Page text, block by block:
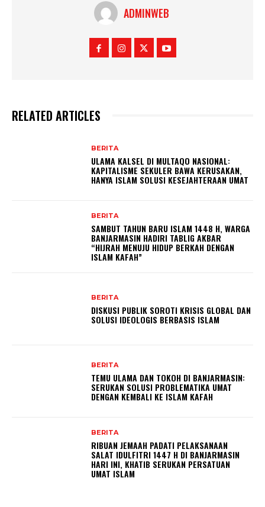
ADMINWEB
RELATED ARTICLES
BERITA
ULAMA KALSEL DI MULTAQO NASIONAL:
KAPITALISME SEKULER BAWA KERUSAKAN,
HANYA ISLAM SOLUSI KESEJAHTERAAN UMAT
BERITA
SAMBUT TAHUN BARU ISLAM 1448 H, WARGA
BANJARMASIN HADIRI TABLIG AKBAR
“HIJRAH MENUJU HIDUP BERKAH DENGAN
ISLAM KAFAH”
BERITA
DISKUSI PUBLIK SOROTI KRISIS GLOBAL DAN
SOLUSI IDEOLOGIS BERBASIS ISLAM
BERITA
TEMU ULAMA DAN TOKOH DI BANJARMASIN:
SERUKAN SOLUSI PROBLEMATIKA UMAT
DENGAN KEMBALI KE ISLAM KAFAH
BERITA
RIBUAN JEMAAH PADATI PELAKSANAAN
SALAT IDULFITRI 1447 H DI BANJARMASIN
HARI INI, KHATIB SERUKAN PERSATUAN
UMAT ISLAM